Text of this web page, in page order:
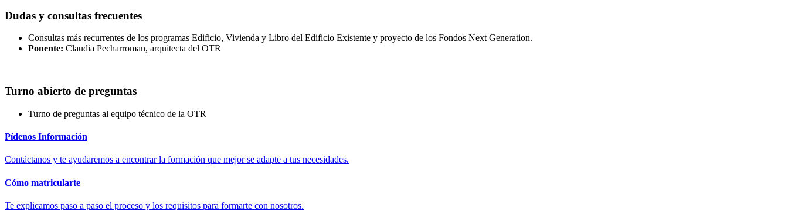
Dudas y consultas frecuentes
Consultas más recurrentes de los programas Edificio, Vivienda y Libro del Edificio Existente y proyecto de los Fondos Next Generation.
Ponente: Claudia Pecharroman, arquitecta del OTR
Turno abierto de preguntas
Turno de preguntas al equipo técnico de la OTR
Pídenos Información
Contáctanos y te ayudaremos a encontrar la formación que mejor se adapte a tus necesidades.
Cómo matricularte
Te explicamos paso a paso el proceso y los requisitos para formarte con nosotros.